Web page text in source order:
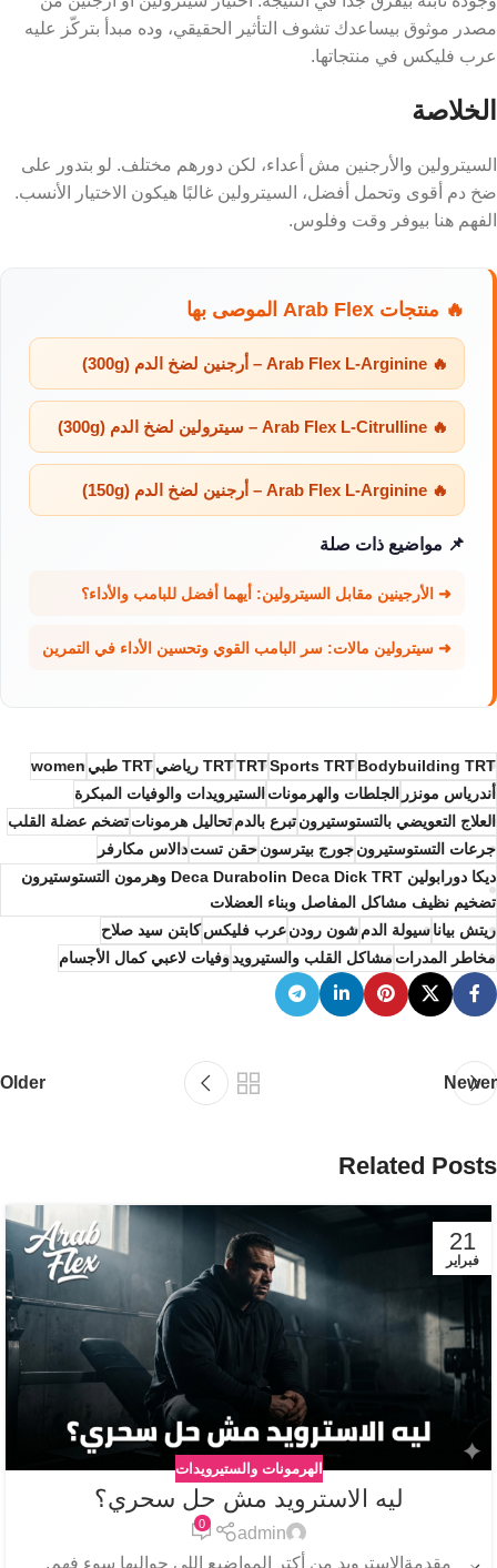
مصدر موثوق بيساعدك تشوف التأثير الحقيقي، وده مبدأ بتركّز عليه
عرب فليكس في منتجاتها.
الخلاصة
السيترولين والأرجنين مش أعداء، لكن دورهم مختلف. لو بتدور على
ضخ دم أقوى وتحمل أفضل، السيترولين غالبًا هيكون الاختيار الأنسب.
الفهم هنا بيوفر وقت وفلوس.
🔥 منتجات Arab Flex الموصى بها
🔥 Arab Flex L-Arginine – أرجنين لضخ الدم (300g)
🔥 Arab Flex L-Citrulline – سيترولين لضخ الدم (300g)
🔥 Arab Flex L-Arginine – أرجنين لضخ الدم (150g)
📌 مواضيع ذات صلة
➜ الأرجينين مقابل السيترولين: أيهما أفضل للبامب والأداء؟
➜ سيترولين مالات: سر البامب القوي وتحسين الأداء في التمرين
Bodybuilding TRT
Sports TRT
TRTTRT رياضي TRT طبي
women
أندرياس مونزر الجلطات والهرمونات الستيرويدات والوفيات المبكرة
العلاج التعويضي بالتستوستيرونتبرع بالدمتحاليل هرموناتتضخم عضلة القلب
جرعات التستوستيرونجورج بيترسونحقن تستدالاس مكارفر
ديكا دورابولين Deca Durabolin Deca Dick TRT وهرمون التستوستيرون
تضخيم نظيف مشاكل المفاصل وبناء العضلات
ريتش بياناسيولة الدمشون رودنعرب فليكسكابتن سيد صلاح
مخاطر المدراتمشاكل القلب والستيرويدوفيات لاعبي كمال الأجسام
Newer
Older
Related Posts
21
فبراير
الهرمونات والستيرويدات
ليه الاسترويد مش حل سحري؟
admin
0
مقدمةالاسترويد من أكتر المواضيع اللي حواليها سوء فهم.